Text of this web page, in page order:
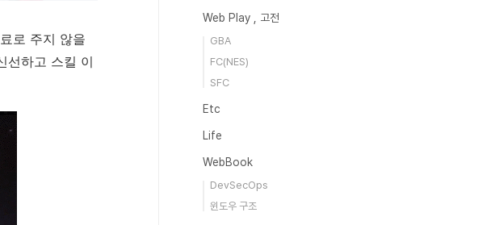
로 주지 않을
선하고 스킬 이
Web Play , 고전
GBA
FC(NES)
SFC
Etc
Life
WebBook
DevSecOps
윈도우 구조